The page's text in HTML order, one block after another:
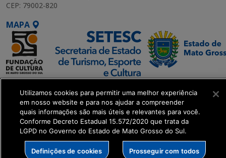
CEP: 79002-820
MAPA
SETDIG | Secretaria-
Executiva de
Transformação Digital
get_footer();
Utilizamos cookies para permitir uma melhor experiência
em nosso website e para nos ajudar a compreender
quais informações são mais úteis e relevantes para você.
Conforme Decreto Estadual 15.572/2020 que trata da
LGPD no Governo do Estado de Mato Grosso do Sul.
Definições de cookies Prosseguir com todos